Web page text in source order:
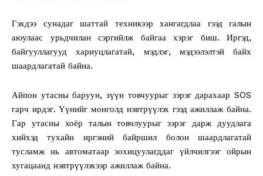
Гэхдээ сунадаг шаттай техникээр хангагдлаа гээд галын
аюулаас урьдчилан сэргийлж байгаа хэрэг биш. Иргэд,
байгууллагууд хариуцлагатай, мэдлэг, мэдээлэлтэй байх
шаардлагатай байна.
Айпон утасны баруун, зүүн товчуурыг зэрэг дарахаар SOS
гарч ирдэг. Үүнийг монголд нэвтрүүлэх гээд ажиллаж байна.
Гар утасны хоёр талын товчлуурыг зэрэг дарж дуудлага
хийхэд тухайн иргэний байршил болон шаардлагатай
тусламж нь автоматаар зохицуулагддаг үйлчилгээг ойрын
хугацаанд нэвтрүүлэхээр ажиллаж байна.